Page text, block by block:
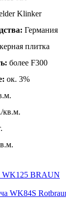
Klinker
Германия
плитка
более F300
ок. 3%
кв.м.
WK125 BRAUN
WK84S